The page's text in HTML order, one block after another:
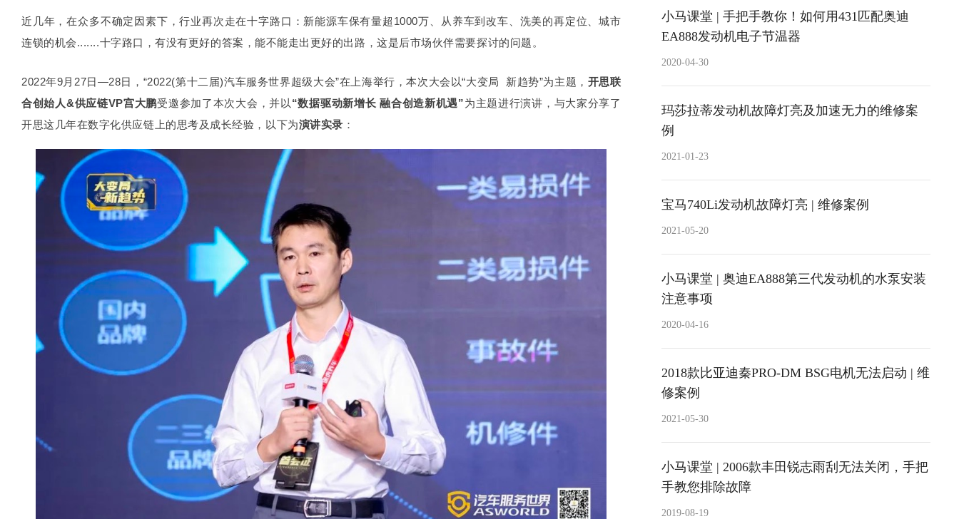
近几年，在众多不确定因素下，行业再次走在十字路口：新能源车保有量超1000万、从养车到改车、洗美的再定位、城市
连锁的机会.......十字路口，有没有更好的答案，能不能走出更好的出路，这是后市场伙伴需要探讨的问题。
2022年9月27日—28日， “2022(第十二届)汽车服务世界超级大会”在上海举行，本次大会以“大变局 新趋势”为主题， 开思联
合创始人&供应链VP宫大鹏受邀参加了本次大会，并以 “数据驱动新增长 融合创造新机遇”为主题进行演讲，与大家分享了
开思这几年在数字化供应链上的思考及成长经验，以下为演讲实录 ：
小马课堂 | 手把手教你！如何用431匹配奥迪
EA888发动机电子节温器
2020-04-30
玛莎拉蒂发动机故障灯亮及加速无力的维修案
例
2021-01-23
宝马740Li发动机故障灯亮 | 维修案例
2021-05-20
小马课堂 | 奥迪EA888第三代发动机的水泵安装
注意事项
2020-04-16
2018款比亚迪秦PRO-DM BSG电机无法启动 | 维
修案例
2021-05-30
小马课堂 | 2006款丰田锐志雨刮无法关闭，手把
手教您排除故障
2019-08-19